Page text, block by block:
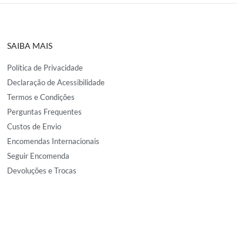
SAIBA MAIS
Política de Privacidade
Declaração de Acessibilidade
Termos e Condições
Perguntas Frequentes
Custos de Envio
Encomendas Internacionais
Seguir Encomenda
Devoluções e Trocas